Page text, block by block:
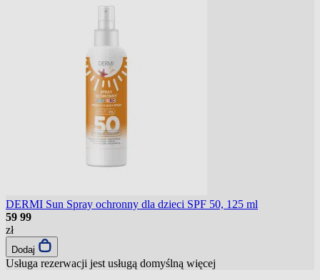
DERMI Sun Spray ochronny dla dzieci SPF 50, 125 ml
59 99
zł
Dodaj
Usługa rezerwacji jest usługą domyślną więcej